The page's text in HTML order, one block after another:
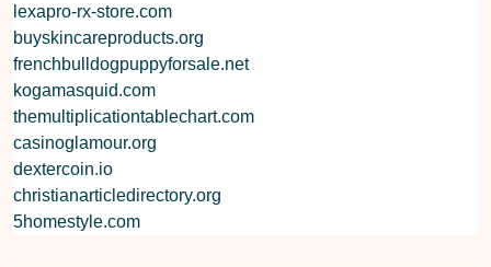
lexapro-rx-store.com
buyskincareproducts.org
frenchbulldogpuppyforsale.net
kogamasquid.com
themultiplicationtablechart.com
casinoglamour.org
dextercoin.io
christianarticledirectory.org
5homestyle.com